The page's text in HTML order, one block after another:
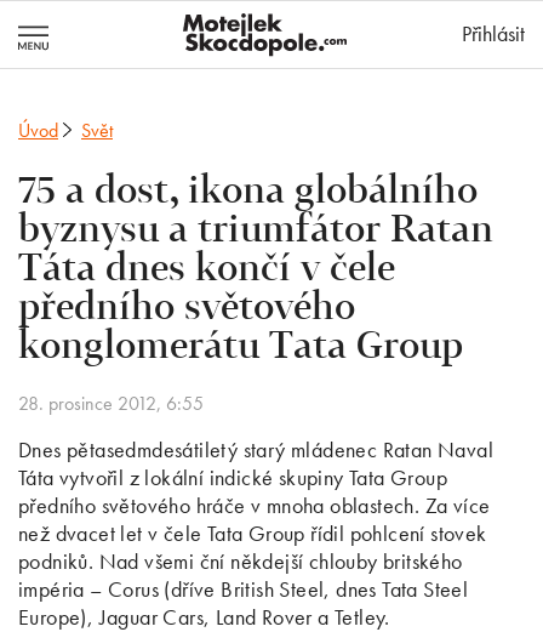
Přihlásit
Úvod Svět
75 a dost, ikona globálního
byznysu a triumfátor Ratan
Táta dnes končí v čele
předního světového
konglomerátu Tata Group
28. prosince 2012, 6:55
Dnes pětasedmdesátiletý starý mládenec Ratan Naval
Táta vytvořil z lokální indické skupiny Tata Group
předního světového hráče v mnoha oblastech. Za více
než dvacet let v čele Tata Group řídil pohlcení stovek
podniků. Nad všemi ční někdejší chlouby britského
impéria – Corus (dříve British Steel, dnes Tata Steel
Europe), Jaguar Cars, Land Rover a Tetley.